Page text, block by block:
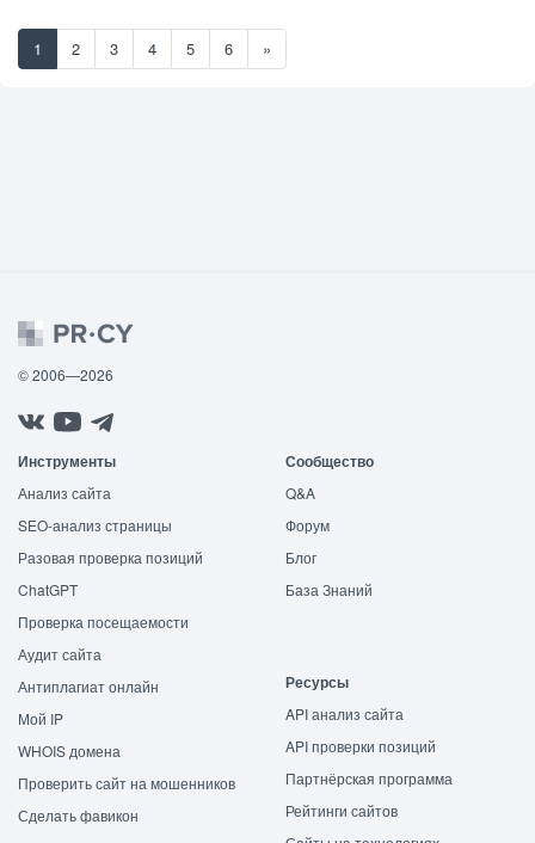
1 2 3 4 5 6 »
© 2006—2026
Инструменты
Анализ сайта
SEO-анализ страницы
Разовая проверка позиций
ChatGPT
Проверка посещаемости
Аудит сайта
Антиплагиат онлайн
Мой IP
WHOIS домена
Проверить сайт на мошенников
Сделать фавикон
Сообщество
Q&A
Форум
Блог
База Знаний
Ресурсы
API анализ сайта
API проверки позиций
Партнёрская программа
Рейтинги сайтов